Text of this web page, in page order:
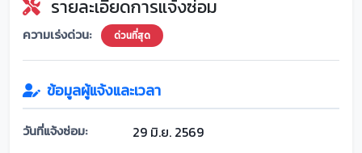
รายละเอียดการแจ้งซ่อม
ความเร่งด่วน: ด่วนที่สุด
ข้อมูลผู้แจ้งและเวลา
วันที่แจ้งซ่อม: 29 มิ.ย. 2569